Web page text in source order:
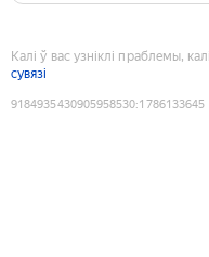
Калі ў вас узніклі праблемы,
сувязі
9184935430905958530:1786133645